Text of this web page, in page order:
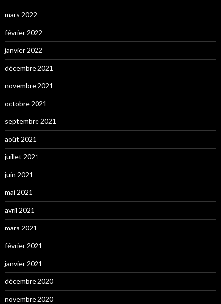
mars 2022
février 2022
janvier 2022
décembre 2021
novembre 2021
octobre 2021
septembre 2021
août 2021
juillet 2021
juin 2021
mai 2021
avril 2021
mars 2021
février 2021
janvier 2021
décembre 2020
novembre 2020